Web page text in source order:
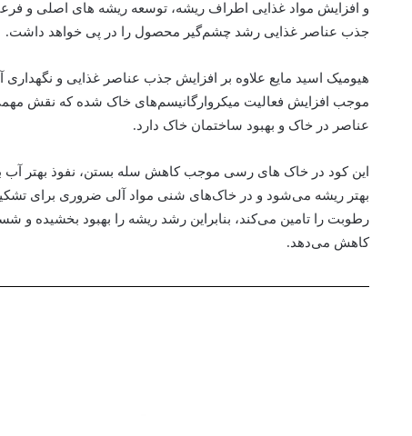
و افزایش مواد غذایی اطراف ریشه، توسعه ریشه های اصلی و
جذب عناصر غذایی رشد چشم‌گیر محصول را در پی خواهد داشت.
هیومیک اسید مایع علاوه بر افزایش جذب عناصر غذایی و نگهداری
موجب افزایش فعالیت میکروارگانیسم‌های خاک شده که نقش
عناصر در خاک و بهبود ساختمان خاک دارد.
این کود در خاک های رسی موجب کاهش سله بستن، نفوذ بهتر آب
بهتر ریشه می‌شود و در خاک‌های شنی مواد آلی ضروری برای
رطوبت را تامین می‌کند، بنابراین رشد ریشه را بهبود بخشیده و
کاهش می‌دهد.